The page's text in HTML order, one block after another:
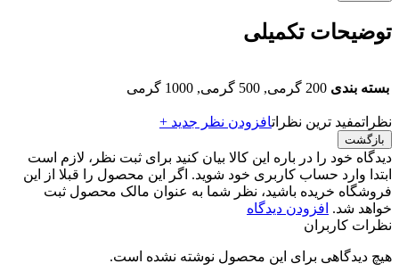
توضیحات تکمیلی
بسته بندی 200 گرمی, 500 گرمی, 1000 گرمی
نظراتمفید ترین نظراتافزودن نظر جدید +
بازگشت
دیدگاه خود را در باره این کالا بیان کنید برای ثبت نظر، لازم است
ابتدا وارد حساب کاربری خود شوید. اگر این محصول را قبلا از این
فروشگاه خریده باشید، نظر شما به عنوان مالک محصول ثبت
خواهد شد. افزودن دیدگاه
نظرات کاربران
هیچ دیدگاهی برای این محصول نوشته نشده است.